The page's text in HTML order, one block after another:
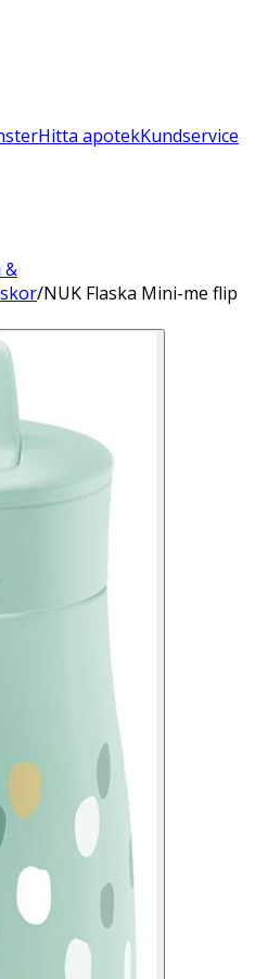
Hitta apotekKundservice
&
/NUK Flaska Mini-me flip